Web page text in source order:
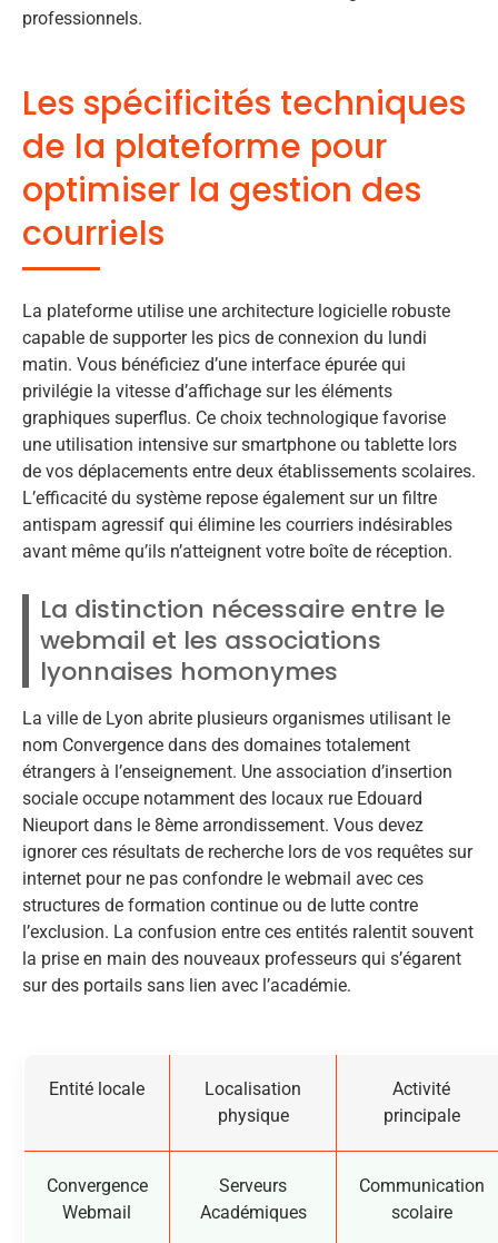
professionnels.
Les spécificités techniques
de la plateforme pour
optimiser la gestion des
courriels
La plateforme utilise une architecture logicielle robuste
capable de supporter les pics de connexion du lundi
matin. Vous bénéficiez d’une interface épurée qui
privilégie la vitesse d’affichage sur les éléments
graphiques superflus. Ce choix technologique favorise
une utilisation intensive sur smartphone ou tablette lors
de vos déplacements entre deux établissements scolaires.
L’efficacité du système repose également sur un filtre
antispam agressif qui élimine les courriers indésirables
avant même qu’ils n’atteignent votre boîte de réception.
La distinction nécessaire entre le
webmail et les associations
lyonnaises homonymes
La ville de Lyon abrite plusieurs organismes utilisant le
nom Convergence dans des domaines totalement
étrangers à l’enseignement. Une association d’insertion
sociale occupe notamment des locaux rue Edouard
Nieuport dans le 8ème arrondissement. Vous devez
ignorer ces résultats de recherche lors de vos requêtes sur
internet pour ne pas confondre le webmail avec ces
structures de formation continue ou de lutte contre
l’exclusion. La confusion entre ces entités ralentit souvent
la prise en main des nouveaux professeurs qui s’égarent
sur des portails sans lien avec l’académie.
Entité locale
Localisation
physique
Activité
principale
Convergence
Webmail
Serveurs
Académiques
Communication
scolaire